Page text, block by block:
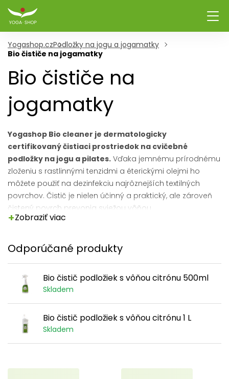
Yogashop.czPodložky na jogu a jogamatky
Bio čističe na jogamatky
Bio čističe na
jogamatky
Yogashop Bio cleaner je dermatologicky
certifikovaný čistiaci prostriedok na cvičebné
podložky na jogu a pilates. Vďaka jemnému prírodnému
zloženiu s rastlinnými tenzidmi a éterickými olejmi ho
môžete použiť na dezinfekciu najrôznejších textilných
povrchov. Čistič je nielen účinný a praktický, ale zároveň
čistený povrch prevonia sviežou vôňou.
+Zobraziť viac
Odporúčané produkty
Bio čistič podložiek s vôňou citrónu 500ml
Skladem
Bio čistič podložiek s vôňou citrónu 1 L
Skladem